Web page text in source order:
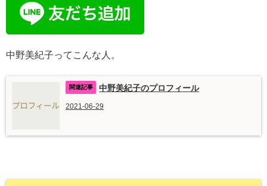
中野美紀子ってこんな人。
中野美紀子のプロフィール
2021-06-29